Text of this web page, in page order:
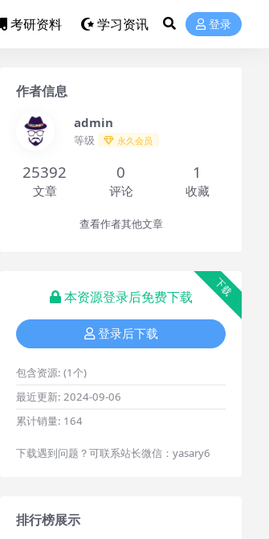
考研资料 学习资讯 登录
作者信息
admin
等级 永久会员
25392
文章
0
评论
1
收藏
查看作者其他文章
下载
本资源登录后免费下载
登录后下载
包含资源: (1个)
最近更新: 2024-09-06
累计销量: 164
下载遇到问题？可联系站长微信：yasary6
排行榜展示